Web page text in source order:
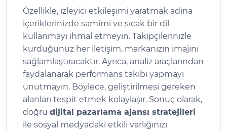
Özellikle, izleyici etkileşimi yaratmak adına
içeriklerinizde samimi ve sıcak bir dil
kullanmayı ihmal etmeyin. Takipçilerinizle
kurduğunuz her iletişim, markanızın imajını
sağlamlaştıracaktır. Ayrıca, analiz araçlarından
faydalanarak performans takibi yapmayı
unutmayın. Böylece, geliştirilmesi gereken
alanları tespit etmek kolaylaşır. Sonuç olarak,
doğru dijital pazarlama ajansı stratejileri
ile sosyal medyadaki etkili varlığınızı